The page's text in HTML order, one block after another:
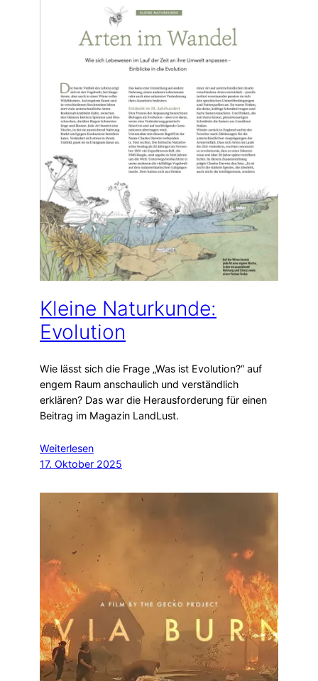
Kleine Naturkunde:
Evolution
Wie lässt sich die Frage „Was ist Evolution?“ auf
engem Raum anschaulich und verständlich
erklären? Das war die Herausforderung für einen
Beitrag im Magazin LandLust.
Weiterlesen
17. Oktober 2025